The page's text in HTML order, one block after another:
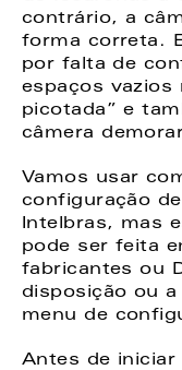
contrário, a
forma correta.
por falta de
espaços vazios
picotada” e
câmera
Vamos usar
configuração
Intelbras, mas
pode ser feita
fabricantes ou
disposição ou
menu de
Antes de iniciar